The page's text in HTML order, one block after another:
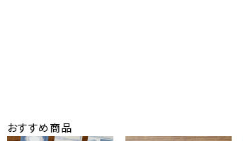
おすすめ商品